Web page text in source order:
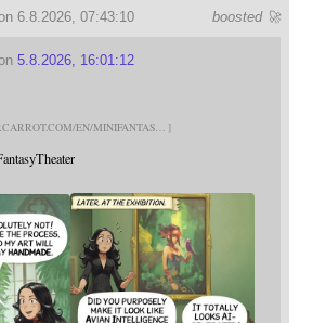
boosted 🚀
6.8.2026, 07:43:10
5.8.2026, 16:01:12
EN/MINIFANTAS